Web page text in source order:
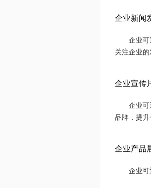
企业新闻
企业
关注企业的
企业宣传
企业
品牌，提升
企业产品
企业可